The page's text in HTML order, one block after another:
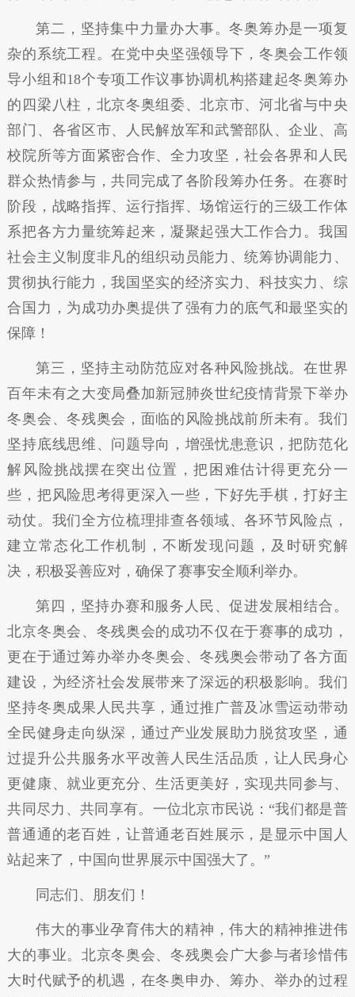
第二，坚持集中力量办大事。冬奥筹办是一项复
杂的系统工程。在党中央坚强领导下，冬奥会工作领
导小组和18个专项工作议事协调机构搭建起冬奥筹办
的四梁八柱，北京冬奥组委、北京市、河北省与中央
部门、各省区市、人民解放军和武警部队、企业、高
校院所等方面紧密合作、全力攻坚，社会各界和人民
群众热情参与，共同完成了各阶段筹办任务。在赛时
阶段，战略指挥、运行指挥、场馆运行的三级工作体
系把各方力量统筹起来，凝聚起强大工作合力。我国
社会主义制度非凡的组织动员能力、统筹协调能力、
贯彻执行能力，我国坚实的经济实力、科技实力、综
合国力，为成功办奥提供了强有力的底气和最坚实的
保障！
第三，坚持主动防范应对各种风险挑战。在世界
百年未有之大变局叠加新冠肺炎世纪疫情背景下举办
冬奥会、冬残奥会，面临的风险挑战前所未有。我们
坚持底线思维、问题导向，增强忧患意识，把防范化
解风险挑战摆在突出位置，把困难估计得更充分一
些，把风险思考得更深入一些，下好先手棋，打好主
动仗。我们全方位梳理排查各领域、各环节风险点，
建立常态化工作机制，不断发现问题，及时研究解
决，积极妥善应对，确保了赛事安全顺利举办。
第四，坚持办赛和服务人民、促进发展相结合。
北京冬奥会、冬残奥会的成功不仅在于赛事的成功，
更在于通过筹办举办冬奥会、冬残奥会带动了各方面
建设，为经济社会发展带来了深远的积极影响。我们
坚持冬奥成果人民共享，通过推广普及冰雪运动带动
全民健身走向纵深，通过产业发展助力脱贫攻坚，通
过提升公共服务水平改善人民生活品质，让人民身心
更健康、就业更充分、生活更美好，实现共同参与、
共同尽力、共同享有。一位北京市民说：“我们都是普
普通通的老百姓，让普通老百姓展示，是显示中国人
站起来了，中国向世界展示中国强大了。”
同志们、朋友们！
伟大的事业孕育伟大的精神，伟大的精神推进伟
大的事业。北京冬奥会、冬残奥会广大参与者珍惜伟
大时代赋予的机遇，在冬奥申办、筹办、举办的过程